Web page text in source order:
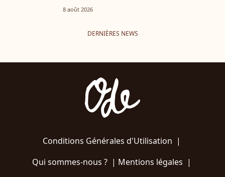
8 août 2026
DERNIÈRES NEWS
Conditions Générales d'Utilisation |
Qui sommes-nous ?| Mentions légales |